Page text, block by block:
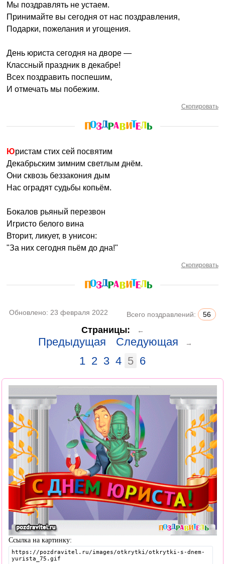
Мы поздравлять не устаем.
Принимайте вы сегодня от нас поздравления,
Подарки, пожелания и угощения.
День юриста сегодня на дворе —
Классный праздник в декабре!
Всех поздравить поспешим,
И отмечать мы побежим.
Скопировать
Юристам стих сей посвятим
Декабрьским зимним светлым днём.
Они сквозь беззакония дым
Нас оградят судьбы копьём.
Бокалов рьяный перезвон
Игристо белого вина
Вторит, ликует, в унисон:
"За них сегодня пьём до дна!"
Скопировать
Обновлено: 23 февраля 2022 Всего поздравлений: 56
Страницы: ←
Предыдущая Следующая →
1 2 3 4 5 6
Ссылка на картинку: